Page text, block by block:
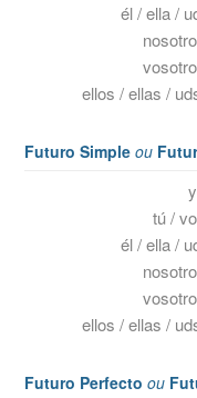
él / ella /
ellos / ellas /
Futuro Simple ou
tú /
él / ella /
ellos / ellas /
Futuro Perfecto ou